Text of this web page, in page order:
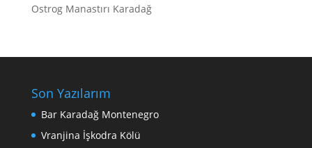
Ostrog Manastırı Karadağ
Son Yazılarım
Bar Karadağ Montenegro
Vranjina İşkodra Kölü